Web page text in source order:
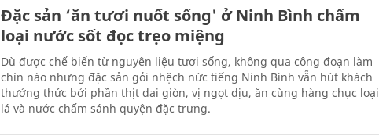
Đặc sản ‘ăn tươi nuốt sống' ở Ninh Bình chấm
loại nước sốt đọc trẹo miệng
Dù được chế biến từ nguyên liệu tươi sống, không qua công đoạn làm
chín nào nhưng đặc sản gỏi nhệch nức tiếng Ninh Bình vẫn hút khách
thưởng thức bởi phần thịt dai giòn, vị ngọt dịu, ăn cùng hàng chục loại
lá và nước chấm sánh quyện đặc trưng.